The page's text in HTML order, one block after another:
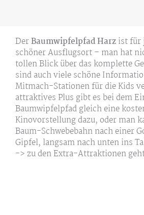
DerBaumwipfelpfad Harz ist für
schöner Ausflugsort – man hat
tollen Blick über das komplette
sind auch viele schöne
Mitmach-Stationen für die Kids
attraktives Plus gibt es bei dem
Baumwipfelpfad gleich eine
Kinovorstellung dazu, oder man
Baum-Schwebebahn nach einer
Gipfel, langsam nach unten ins
-> zu den Extra-Attraktionen